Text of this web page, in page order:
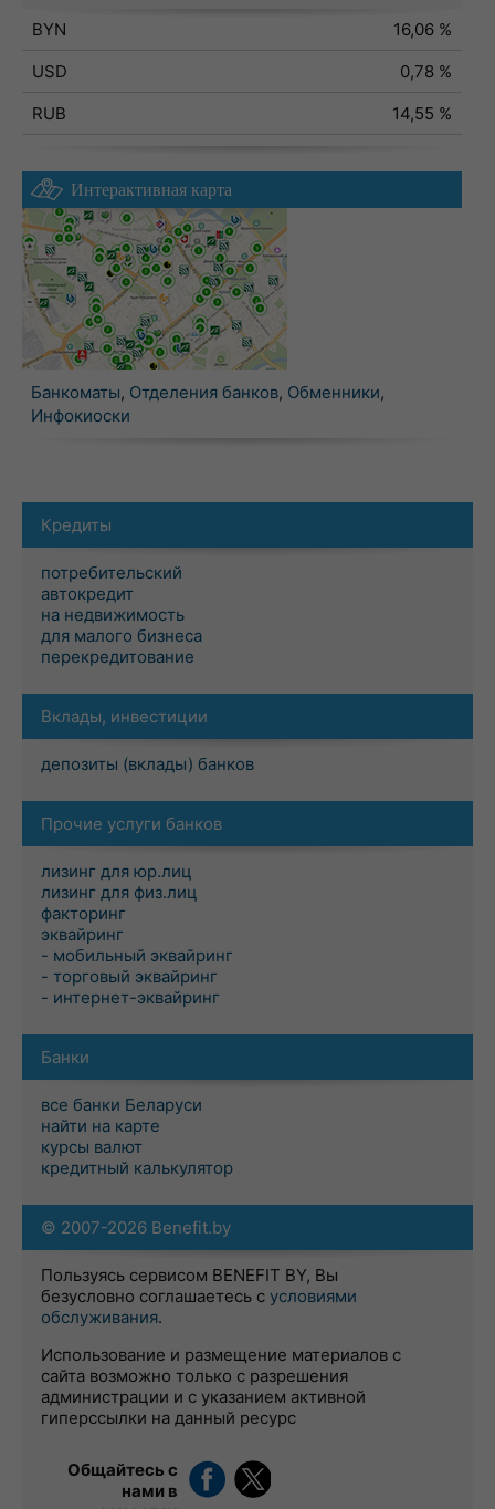
BYN
16,06 %
USD
0,78 %
RUB
14,55 %
Интерактивная карта
Банкоматы, Отделения банков, Обменники,
Инфокиоски
Кредиты
потребительский
автокредит
на недвижимость
для малого бизнеса
перекредитование
Вклады, инвестиции
депозиты (вклады) банков
Прочие услуги банков
лизинг для юр.лиц
лизинг для физ.лиц
факторинг
эквайринг
- мобильный эквайринг
- торговый эквайринг
- интернет-эквайринг
Банки
все банки Беларуси
найти на карте
курсы валют
кредитный калькулятор
© 2007-2026 Benefit.by
Пользуясь сервисом BENEFIT BY, Вы
безусловно соглашаетесь с условиями
обслуживания.
Использование и размещение материалов с
сайта возможно только с разрешения
администрации и с указанием активной
гиперссылки на данный ресурс
Общайтесь с
нами в